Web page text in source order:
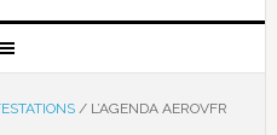
/L’AGENDA AEROVFR